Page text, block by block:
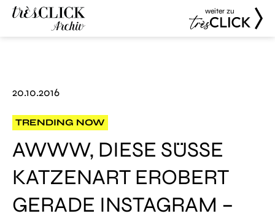
weiter zu
20.10.2016
TRENDING NOW
AWWW, DIESE SÜSSE K
ATZENART EROBERT G
ERADE INSTAGRAM – U